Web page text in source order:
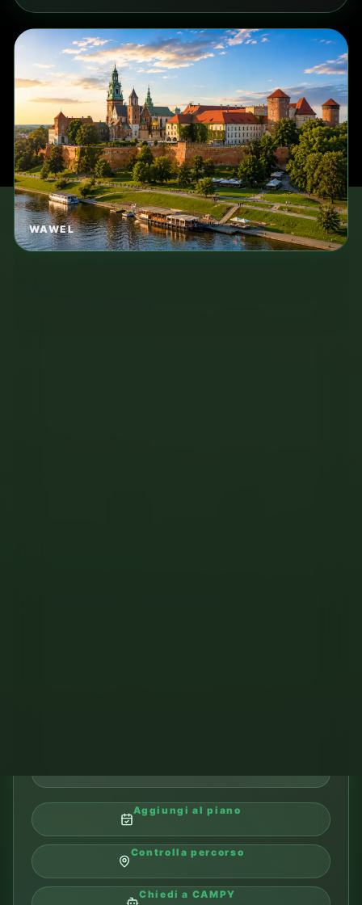
TIPO
visita o escursione
DISTANZA DAL CAMPING
in base al percorso
TRASPORTO
tram, auto o tour
TEMPO SUL POSTO
AUSCHWITZ-BIRKENAU
06
Auschwitz-Birkenau
Importante luogo della memoria, spesso visitato